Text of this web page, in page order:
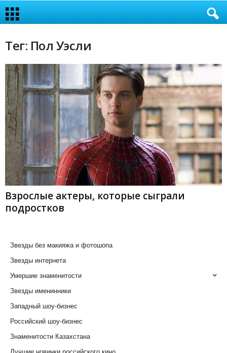
Тег: Пол Уэсли
Взрослые актеры, которые сыграли
подростков
Звезды без макияжа и фотошопа
Звезды интернета
Умершие знаменитости
Звезды именинники
Западный шоу-бизнес
Российский шоу-бизнес
Знаменитости Казахстана